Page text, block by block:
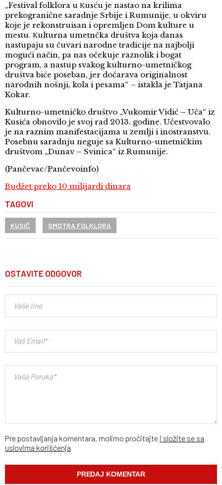
„Festival folklora u Кusću je nastao na krilima
prekogranične saradnje Srbije i Rumunije, u okviru
koje je rekonstruisan i opremljen Dom kulture u
mestu. Кulturna umetnčka društva koja danas
nastupaju su čuvari narodne tradicije na najbolji
mogući način, pa nas očekuje raznolik i bogat
program, a nastup svakog kulturno-umetničkog
društva biće poseban, jer dočarava originalnost
narodnih nošnji, kola i pesama“ – istakla je Tatjana
Kokar.
Kulturno-umetničko društvo „Vukomir Vidić – Uča“ iz
Kusića obnovilo je svoj rad 2013. godine. Učestvovalo
je na raznim manifestacijama u zemlji i inostranstvu.
Posebnu saradnju neguje sa Kulturno-umetničkim
društvom „Dunav – Svinica“ iz Rumunije.
(Pančevac/Pančevoinfo)
Budžet preko 10 milijardi dinara
TAGOVI
KUSIĆ SMOTRA FOLKLORA
OSTAVITE ODGOVOR
Pre postavljanja komentara, molimo pročitajte i složite se sa
uslovima korišćenja